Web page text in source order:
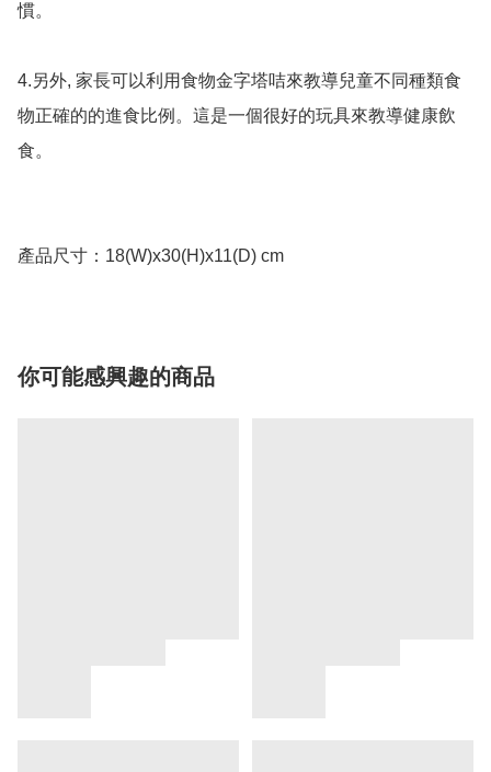
慣。
4.另外, 家長可以利用食物金字塔咭來教導兒童不同種類食
物正確的的進食比例。這是一個很好的玩具來教導健康飲
食。
你可能感興趣的商品